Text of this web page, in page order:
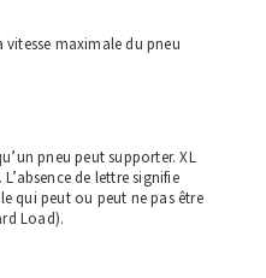
maximale du pneu
pneu peut supporter. XL
de lettre signifie
qui peut ou peut ne pas être
Load).